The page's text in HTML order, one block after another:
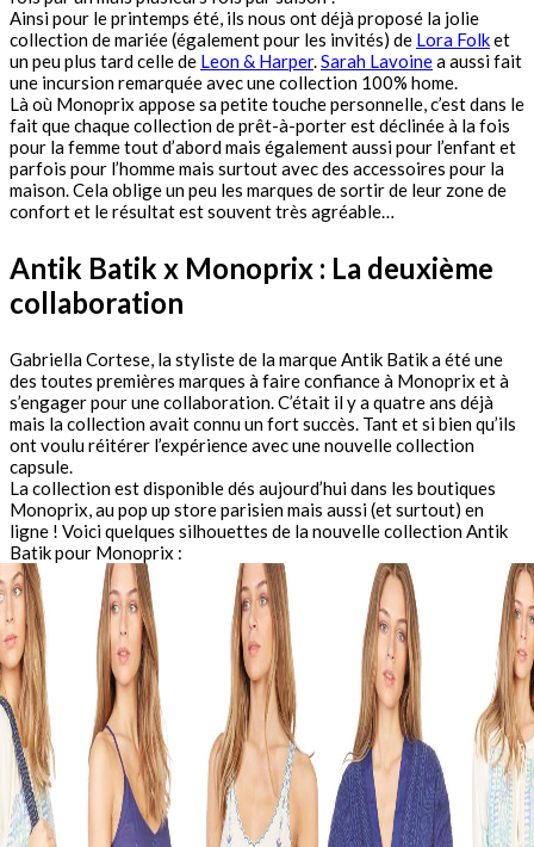
Ainsi pour le printemps été, ils nous ont déjà proposé la jolie
collection de mariée (également pour les invités) de Lora Folket
un peu plus tard celle de Leon & Harper.Sarah Lavoinea aussi fait
une incursion remarquée avec une collection 100% home.
Là où Monoprix appose sa petite touche personnelle, c’est dans le
fait que chaque collection de prêt-à-porter est déclinée à la fois
pour la femme tout d’abord mais également aussi pour l’enfant et
parfois pour l’homme mais surtout avec des accessoires pour la
maison. Cela oblige un peu les marques de sortir de leur zone de
confort et le résultat est souvent très agréable…
Antik Batik x Monoprix : La deuxième
collaboration
Gabriella Cortese, la styliste de la marque Antik Batik a été une
des toutes premières marques à faire confiance à Monoprix et à
s’engager pour une collaboration. C’était il y a quatre ans déjà
mais la collection avait connu un fort succès. Tant et si bien qu’ils
ont voulu réitérer l’expérience avec une nouvelle collection
capsule.
La collection est disponible dés aujourd’hui dans les boutiques
Monoprix, au pop up store parisien mais aussi (et surtout) en
ligne ! Voici quelques silhouettes de la nouvelle collection Antik
Batik pour Monoprix :